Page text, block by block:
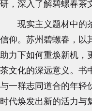
研，深入了解碧螺春茶
现实主义题材中的
信仰。苏州碧螺春，以
助力下如何重焕新机，
茶文化的深远意义。书
与一群志同道合的年轻
时代焕发出新的活力与